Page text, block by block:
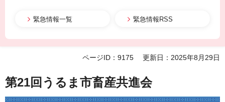
緊急情報一覧 緊急情報RSS
ページID：9175 更新日：2025年8月29日
第21回うるま市畜産共進会